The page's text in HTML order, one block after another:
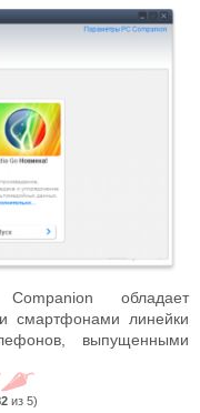
обладает
смартфонами линейки
выпущенными
из 5)